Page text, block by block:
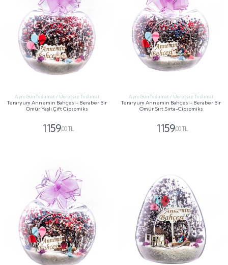
Aynı Gün Teslimat / Ücretsiz Teslimat
Teraryum Annemin Bahçesi- Beraber Bir
Ömür Yaşlı Çift Cipsomiks
1159,00 TL
Aynı Gün Teslimat / Ücretsiz Teslimat
Teraryum Annemin Bahçesi- Beraber Bir
Ömür Sırt Sırta-Cipsomiks
1159,00 TL